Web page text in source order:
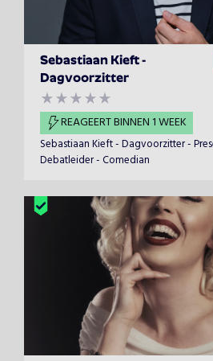
Sebastiaan Kieft -
Dagvoorzitter
REAGEERT BINNEN 1 WEEK
Sebastiaan Kieft - Dagvoorzitter -
Debatleider - Comedian